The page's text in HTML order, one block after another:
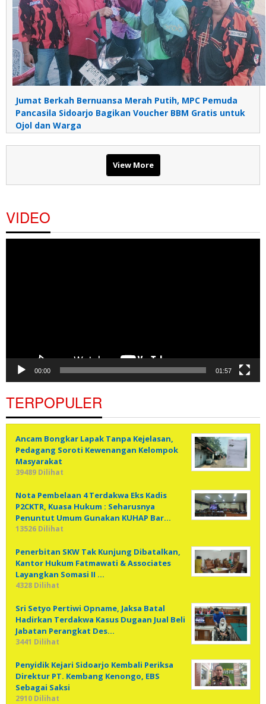
Jumat Berkah Bernuansa Merah Putih, MPC Pemuda
Pancasila Sidoarjo Bagikan Voucher BBM Gratis untuk
Ojol dan Warga
View More
VIDEO
00:00 01:57
TERPOPULER
Ancam Bongkar Lapak Tanpa Kejelasan,
Pedagang Soroti Kewenangan Kelompok
Masyarakat
39489 Dilihat
Nota Pembelaan 4 Terdakwa Eks Kadis
P2CKTR, Kuasa Hukum : Seharusnya
Penuntut Umum Gunakan KUHAP Bar…
13526 Dilihat
Penerbitan SKW Tak Kunjung Dibatalkan,
Kantor Hukum Fatmawati & Associates
Layangkan Somasi II …
4328 Dilihat
Sri Setyo Pertiwi Opname, Jaksa Batal
Hadirkan Terdakwa Kasus Dugaan Jual Beli
Jabatan Perangkat Des…
3441 Dilihat
Penyidik Kejari Sidoarjo Kembali Periksa
Direktur PT. Kembang Kenongo, EBS
Sebagai Saksi
2910 Dilihat